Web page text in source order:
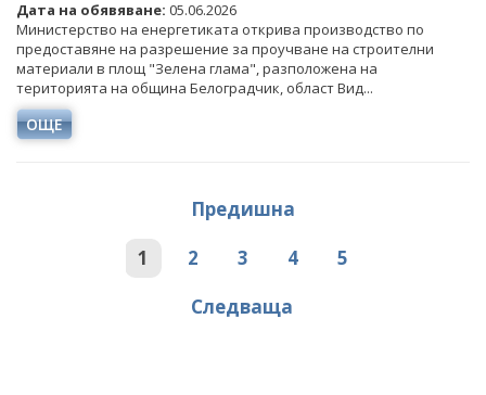
Дата на обявяване: 05.06.2026
Министерство на енергетиката открива производство по
предоставяне на разрешение за проучване на строителни
материали в площ "Зелена глама", разположена на
територията на община Белоградчик, област Вид...
ОЩЕ
Предишна
1
2 3 4
5
Следваща